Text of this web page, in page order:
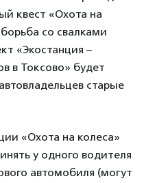
квест «Охота на
со свалками
«Экостанция –
в Токсово» будет
старые
«Охота на колеса»
у одного водителя
автомобиля (могут